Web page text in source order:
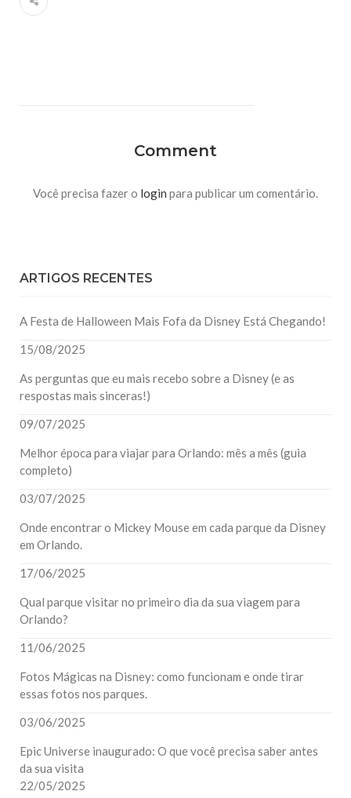
Comment
Você precisa fazer o login para publicar um comentário.
ARTIGOS RECENTES
A Festa de Halloween Mais Fofa da Disney Está Chegando!
15/08/2025
As perguntas que eu mais recebo sobre a Disney (e as
respostas mais sinceras!)
09/07/2025
Melhor época para viajar para Orlando: mês a mês (guia
completo)
03/07/2025
Onde encontrar o Mickey Mouse em cada parque da Disney
em Orlando.
17/06/2025
Qual parque visitar no primeiro dia da sua viagem para
Orlando?
11/06/2025
Fotos Mágicas na Disney: como funcionam e onde tirar
essas fotos nos parques.
03/06/2025
Epic Universe inaugurado: O que você precisa saber antes
da sua visita
22/05/2025